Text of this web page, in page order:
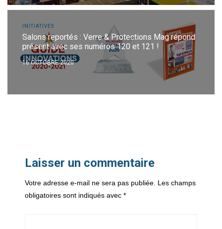
INITIATIVES
Salons reportés : Verre & Protections Mag répond
présent avec ses numéros 120 et 121 !
16 OCTOBRE 2020
Laisser un commentaire
Votre adresse e-mail ne sera pas publiée. Les champs
obligatoires sont indiqués avec *